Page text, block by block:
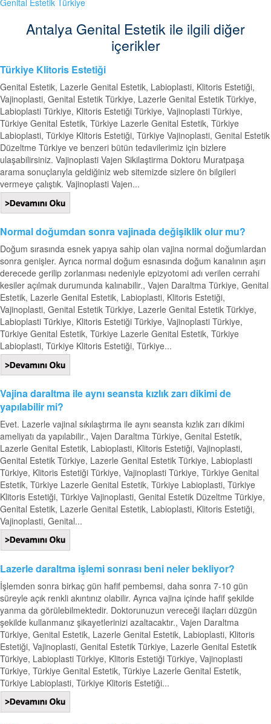
Genital Estetik Türkiye
Antalya Genital Estetik ile ilgili diğer
içerikler
Türkiye Klitoris Estetiği
Genital Estetik, Lazerle Genital Estetik, Labioplasti, Klitoris Estetiği,
Vajinoplasti, Genital Estetik Türkiye, Lazerle Genital Estetik Türkiye,
Labioplasti Türkiye, Klitoris Estetiği Türkiye, Vajinoplasti Türkiye,
Türkiye Genital Estetik, Türkiye Lazerle Genital Estetik, Türkiye
Labioplasti, Türkiye Klitoris Estetiği, Türkiye Vajinoplasti, Genital Estetik
Düzeltme Türkiye ve benzeri bütün tedavilerimiz için bizlere
ulaşabilirsiniz. Vajinoplasti Vajen Sikilaştirma Doktoru Muratpaşa
arama sonuçlarıyla geldiğiniz web sitemizde sizlere ön bilgileri
vermeye çalıştık. Vajinoplasti Vajen...
Normal doğumdan sonra vajinada değişiklik olur mu?
Doğum sırasında esnek yapıya sahip olan vajina normal doğumlardan
sonra genişler. Ayrıca normal doğum esnasında doğum kanalının aşırı
derecede gerilip zorlanması nedeniyle epizyotomi adı verilen cerrahi
kesiler açılmak durumunda kalınabilir., Vajen Daraltma Türkiye, Genital
Estetik, Lazerle Genital Estetik, Labioplasti, Klitoris Estetiği,
Vajinoplasti, Genital Estetik Türkiye, Lazerle Genital Estetik Türkiye,
Labioplasti Türkiye, Klitoris Estetiği Türkiye, Vajinoplasti Türkiye,
Türkiye Genital Estetik, Türkiye Lazerle Genital Estetik, Türkiye
Labioplasti, Türkiye Klitoris Estetiği, Türkiye...
Vajina daraltma ile aynı seansta kızlık zarı dikimi de
yapılabilir mi?
Evet. Lazerle vajinal sıkılaştırma ile aynı seansta kızlık zarı dikimi
ameliyatı da yapılabilir., Vajen Daraltma Türkiye, Genital Estetik,
Lazerle Genital Estetik, Labioplasti, Klitoris Estetiği, Vajinoplasti,
Genital Estetik Türkiye, Lazerle Genital Estetik Türkiye, Labioplasti
Türkiye, Klitoris Estetiği Türkiye, Vajinoplasti Türkiye, Türkiye Genital
Estetik, Türkiye Lazerle Genital Estetik, Türkiye Labioplasti, Türkiye
Klitoris Estetiği, Türkiye Vajinoplasti, Genital Estetik Düzeltme Türkiye,
Genital Estetik, Lazerle Genital Estetik, Labioplasti, Klitoris Estetiği,
Vajinoplasti, Genital...
Lazerle daraltma işlemi sonrası beni neler bekliyor?
İşlemden sonra birkaç gün hafif pembemsi, daha sonra 7-10 gün
süreyle açık renkli akıntınız olabilir. Ayrıca vajina içinde hafif şekilde
yanma da görülebilmektedir. Doktorunuzun vereceği ilaçları düzgün
şekilde kullanmanız şikayetlerinizi azaltacaktır., Vajen Daraltma
Türkiye, Genital Estetik, Lazerle Genital Estetik, Labioplasti, Klitoris
Estetiği, Vajinoplasti, Genital Estetik Türkiye, Lazerle Genital Estetik
Türkiye, Labioplasti Türkiye, Klitoris Estetiği Türkiye, Vajinoplasti
Türkiye, Türkiye Genital Estetik, Türkiye Lazerle Genital Estetik,
Türkiye Labioplasti, Türkiye Klitoris Estetiği...